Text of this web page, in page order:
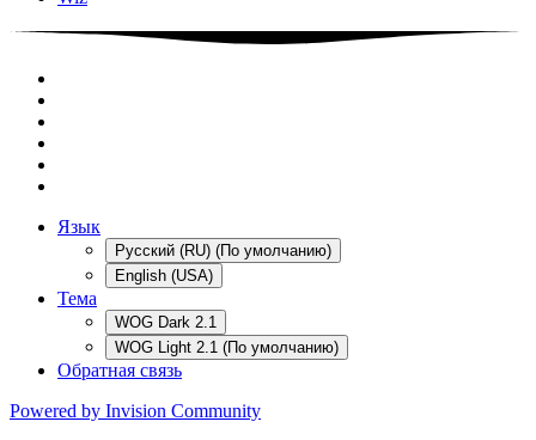
Язык
Русский (RU) (По умолчанию)
English (USA)
Тема
WOG Dark 2.1
WOG Light 2.1 (По умолчанию)
Обратная связь
Powered by Invision Community